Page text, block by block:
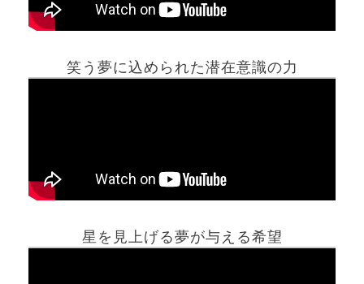
笑う夢に込められた潜在意識の力
星を見上げる夢が与える希望
ホーム